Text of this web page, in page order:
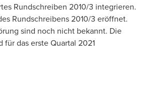
Rundschreiben 2010/3 integrieren.
Rundschreibens 2010/3 eröffnet.
sind noch nicht bekannt. Die
das erste Quartal 2021